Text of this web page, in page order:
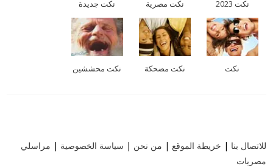
نكت 2023 نكت مصرية نكت جديدة
نكت نكت مضحكة نكت محششين
للاتصال بنا | خريطة الموقع | من نحن | سياسة الخصوصية | مراسلي
مصريات